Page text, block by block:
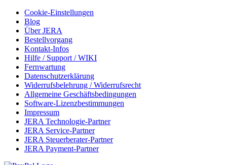
Cookie-Einstellungen
Blog
Über JERA
Bestellvorgang
Kontakt-Infos
Hilfe / Support / WIKI
Fernwartung
Datenschutzerklärung
Widerrufsbelehrung / Widerrufsrecht
Allgemeine Geschäftsbedingungen
Software-Lizenzbestimmungen
Impressum
JERA Technologie-Partner
JERA Service-Partner
JERA Steuerberater-Partner
JERA Payment-Partner